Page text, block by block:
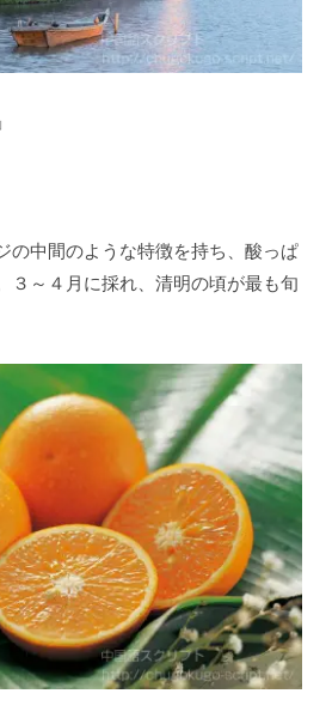
の中間のような特徴を持ち、酸っぱ
３～４月に採れ、清明の頃が最も旬